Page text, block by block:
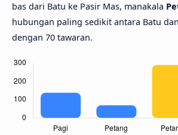
bas dari Batu ke Pasir Mas, manakala
hubungan paling sedikit antara Batu
dengan 70 tawaran.